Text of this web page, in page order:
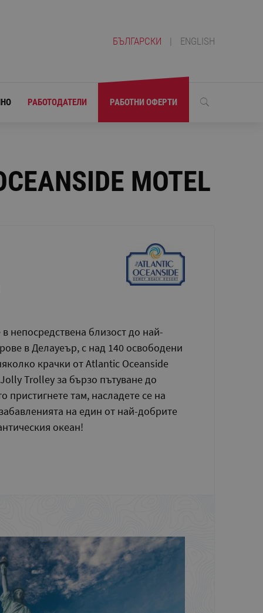
БЪЛГАРСКИ | ENGLISH
РАБОТОДАТЕЛИ РАБОТНИ ОФЕРТИ
MOTEL
непосредствена близост до най-
в Делауеър, с над 140 освободени
крачки от Atlantic Oceanside
Trolley за бързо пътуване до
пристигнете там, насладете се на
на един от най-добрите
океан!